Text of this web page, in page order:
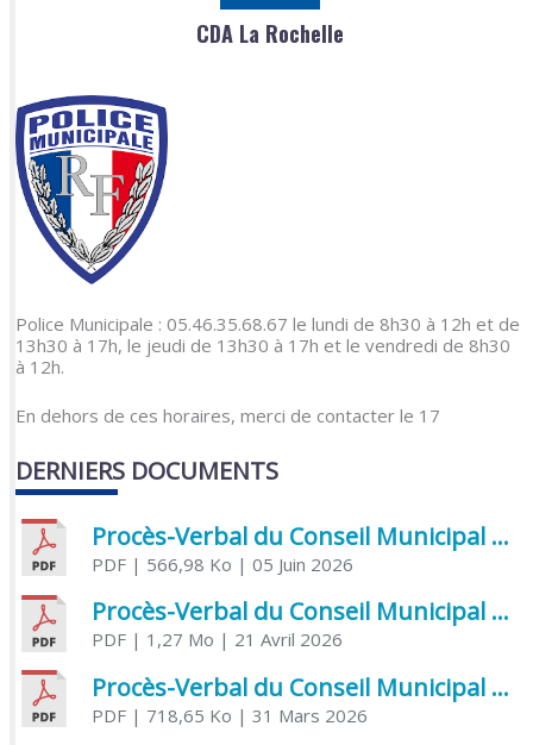
CDA La Rochelle
Police Municipale : 05.46.35.68.67 le lundi de 8h30 à 12h et de
13h30 à 17h, le jeudi de 13h30 à 17h et le vendredi de 8h30
à 12h.
En dehors de ces horaires, merci de contacter le 17
DERNIERS DOCUMENTS
Procès-Verbal du Conseil Municipal du 5 juin 2026
PDF| 566,98 Ko | 05 Juin 2026
Procès-Verbal du Conseil Municipal du 21 avril 2026
PDF| 1,27 Mo | 21 Avril 2026
Procès-Verbal du Conseil Municipal du 31 mars 2026
PDF| 718,65 Ko | 31 Mars 2026